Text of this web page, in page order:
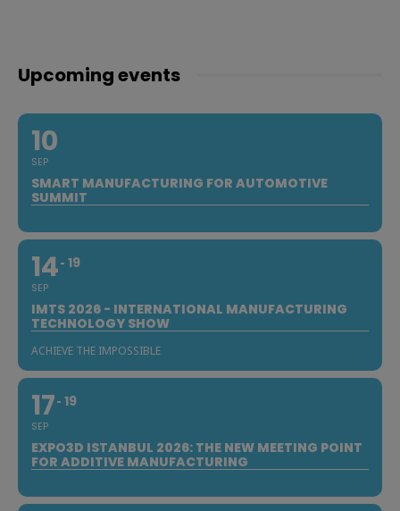
Upcoming events
10
SEP
SMART MANUFACTURING FOR AUTOMOTIVE
SUMMIT
14
SEP
19
IMTS 2026 - INTERNATIONAL MANUFACTURING
TECHNOLOGY SHOW
ACHIEVE THE IMPOSSIBLE
17
SEP
19
EXPO3D ISTANBUL 2026: THE NEW MEETING POINT
FOR ADDITIVE MANUFACTURING